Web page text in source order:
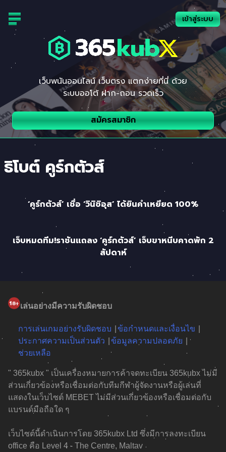
content
เว็บพนันออนไลน์ เว็บตรง แตกง่ายที่นี่ ด้วย
ระบบออโต้ ฝาก-ถอน รวดเร็ว
สมัครสมาชิก
เข้าสู่ระบบ
ธิโบต์ คูร์กตัวส์
‘คูร์กตัวส์’ เชื่อ ‘วินิซิอุส’ ได้ยินคำเหยียด 100%
เจ็บหมดทีม!ราชันแถลง ‘คูร์กตัวส์’ เจ็บขาหนีบคาดพัก 2
สัปดาห์
เล่นอย่างมีความรับผิดชอบ
การเล่นเกมอย่างรับผิดชอบ
ข้อกำหนดและเงื่อนไข
ประกาศความเป็นส่วนตัว
ข้อมูลความปลอดภัย
ช่วยเหลือ
" 365kubx " เป็นเครื่องหมายการค้าจดทะเบียน 365kubx ไม่มี
ส่วนเกี่ยวข้องหรือเชื่อมต่อกับทีมกีฬาผู้จัดงานหรือผู้เล่นที่
แสดงในเว็บไซต์ MEBET ไม่มีส่วนเกี่ยวข้องหรือเชื่อมต่อกับ
แบรนด์มือถือใด ๆ
เว็บไซต์นี้ดำเนินการโดย 365kubx Ltd ซึ่งมีการลงทะเบียน
office คือ Level 4 - The Centre, Maltav